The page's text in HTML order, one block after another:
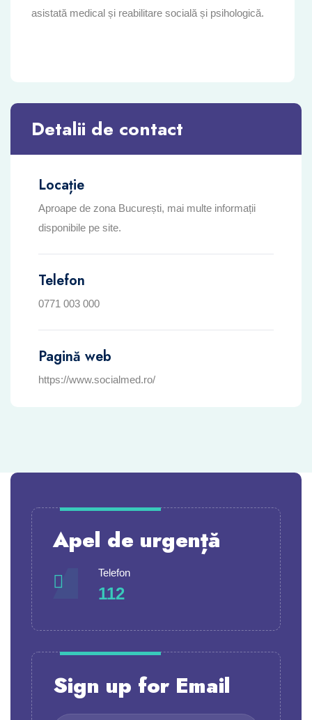
asistată medical și reabilitare socială și psihologică.
Detalii de contact
Locație
Aproape de zona București, mai multe informații
disponibile pe site.
Telefon
0771 003 000
Pagină web
https://www.socialmed.ro/
Apel de urgență
Telefon
112
Sign up for Email